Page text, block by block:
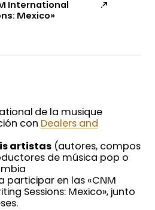
International
Mexico»
de la musique
con Dealers and
artistas (autores, compos
de música pop o
participar en las «CNM
Sessions: Mexico», junto